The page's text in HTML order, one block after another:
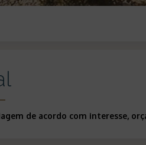
de acordo com interesse,